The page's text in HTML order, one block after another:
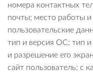
номера контактных
почты; место работы
пользовательские
тип и версия ОС; тип и
и разрешение его
сайт пользователь; с